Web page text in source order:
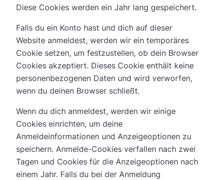
Diese Cookies werden ein Jahr lang gespeichert.
Falls du ein Konto hast und dich auf dieser
Website anmeldest, werden wir ein temporäres
Cookie setzen, um festzustellen, ob dein Browser
Cookies akzeptiert. Dieses Cookie enthält keine
personenbezogenen Daten und wird verworfen,
wenn du deinen Browser schließt.
Wenn du dich anmeldest, werden wir einige
Cookies einrichten, um deine
Anmeldeinformationen und Anzeigeoptionen zu
speichern. Anmelde-Cookies verfallen nach zwei
Tagen und Cookies für die Anzeigeoptionen nach
einem Jahr. Falls du bei der Anmeldung